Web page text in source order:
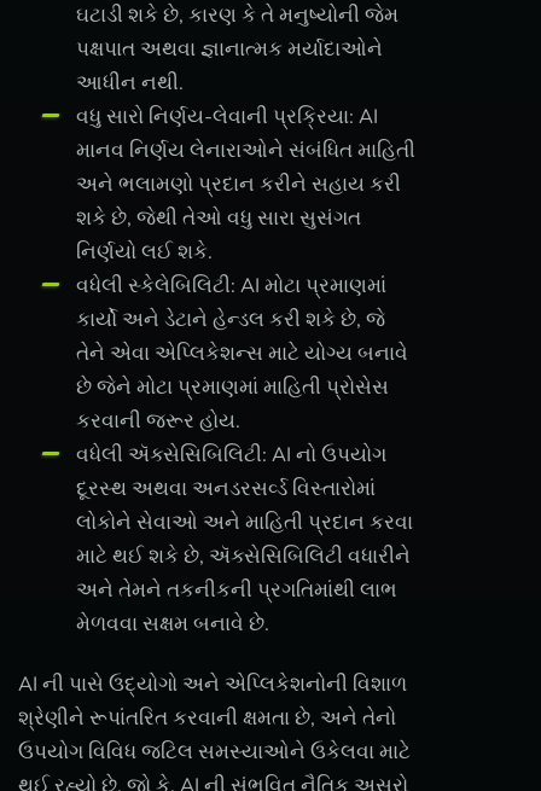
ઘટાડી શકે છે, કારણ કે તે મનુષ્યોની જેમ
પક્ષપાત અથવા જ્ઞાનાત્મક મર્યાદાઓને
આધીન નથી.
વધુ સારો નિર્ણય-લેવાની પ્રક્રિયા: AI
માનવ નિર્ણય લેનારાઓને સંબંધિત માહિતી
અને ભલામણો પ્રદાન કરીને સહાય કરી
શકે છે, જેથી તેઓ વધુ સારા સુસંગત
નિર્ણયો લઈ શકે.
વધેલી સ્કેલેબિલિટી: AI મોટા પ્રમાણમાં
કાર્યો અને ડેટાને હેન્ડલ કરી શકે છે, જે
તેને એવા એપ્લિકેશન્સ માટે યોગ્ય બનાવે
છે જેને મોટા પ્રમાણમાં માહિતી પ્રોસેસ
કરવાની જરૂર હોય.
વધેલી ઍક્સેસિબિલિટી: AI નો ઉપયોગ
દૂરસ્થ અથવા અનડરસર્વ્ડ વિસ્તારોમાં
લોકોને સેવાઓ અને માહિતી પ્રદાન કરવા
માટે થઈ શકે છે, ઍક્સેસિબિલિટી વધારીને
અને તેમને તકનીકની પ્રગતિમાંથી લાભ
મેળવવા સક્ષમ બનાવે છે.
AI ની પાસે ઉદ્યોગો અને એપ્લિકેશનોની વિશાળ
શ્રેણીને રૂપાંતરિત કરવાની ક્ષમતા છે, અને તેનો
ઉપયોગ વિવિધ જટિલ સમસ્યાઓને ઉકેલવા માટે